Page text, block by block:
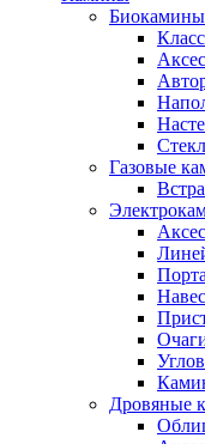
Биокамины
Газовые
Дровяные